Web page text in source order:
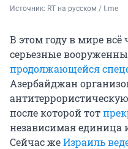
Источник: RT на русском / t.me
В этом году в мире
серьезные
продолжающейся
Азербайджан
после которой тот
независимая единица
Сейчас жеИзраиль